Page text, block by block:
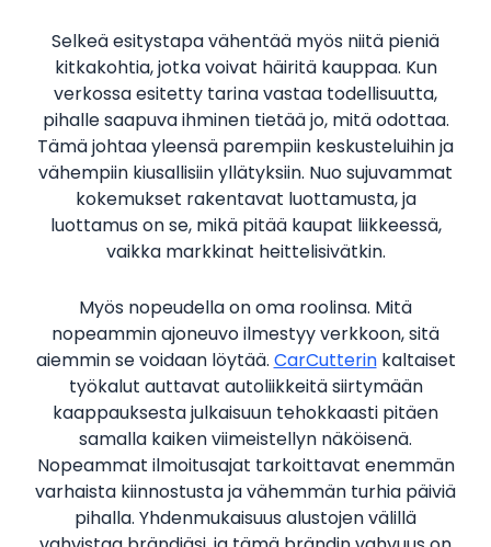
Selkeä esitystapa vähentää myös niitä pieniä
kitkakohtia, jotka voivat häiritä kauppaa. Kun
verkossa esitetty tarina vastaa todellisuutta,
pihalle saapuva ihminen tietää jo, mitä odottaa.
Tämä johtaa yleensä parempiin keskusteluihin ja
vähempiin kiusallisiin yllätyksiin. Nuo sujuvammat
kokemukset rakentavat luottamusta, ja
luottamus on se, mikä pitää kaupat liikkeessä,
vaikka markkinat heittelisivätkin.
Myös nopeudella on oma roolinsa. Mitä
nopeammin ajoneuvo ilmestyy verkkoon, sitä
aiemmin se voidaan löytää. CarCutterinkaltaiset
työkalut auttavat autoliikkeitä siirtymään
kaappauksesta julkaisuun tehokkaasti pitäen
samalla kaiken viimeistellyn näköisenä.
Nopeammat ilmoitusajat tarkoittavat enemmän
varhaista kiinnostusta ja vähemmän turhia päiviä
pihalla. Yhdenmukaisuus alustojen välillä